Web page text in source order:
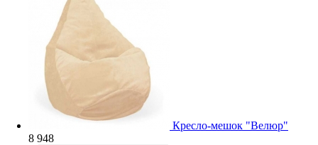
Кресло-мешок "Велюр"
8 948